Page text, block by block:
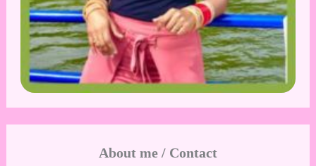
About me / Contact